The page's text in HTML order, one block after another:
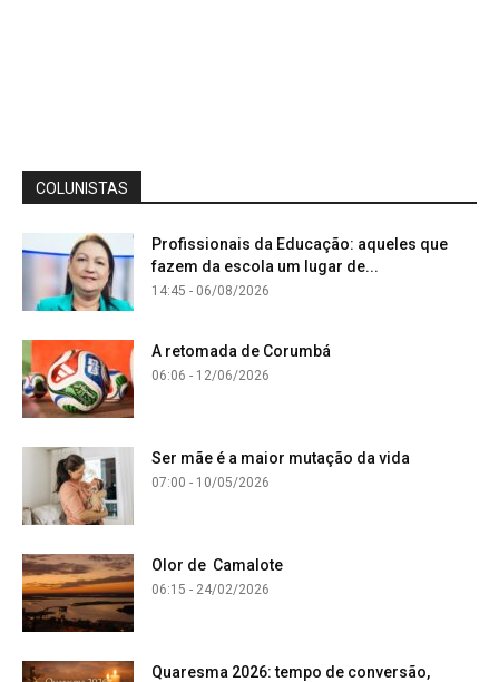
COLUNISTAS
Profissionais da Educação: aqueles que
fazem da escola um lugar de...
14:45 - 06/08/2026
A retomada de Corumbá
06:06 - 12/06/2026
Ser mãe é a maior mutação da vida
07:00 - 10/05/2026
Olor de Camalote
06:15 - 24/02/2026
Quaresma 2026: tempo de conversão,